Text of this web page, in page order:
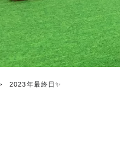
2023年最終日✨